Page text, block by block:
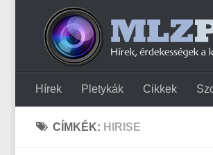
Hírek Pletykák Cikkek
CÍMKÉK: HIRISE